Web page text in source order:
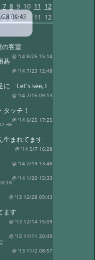
28 09:43
7 8 9 10 11 12
7 8 9 10 11 12
の客室
@ '14 8/25 15:14
碁
@ '14 7/23 12:48
に Let's see, I
@ '14 7/15 09:13
タッチ！
@ '14 6/25 17:25
生まれてます
@ '14 5/7 16:28
@ '14 2/19 13:48
@ '14 1/20 15:33
@ '13 12/28 09:43
ます
@ '13 12/14 15:09
@ '13 11/11 20:49
@ '13 11/2 08:57